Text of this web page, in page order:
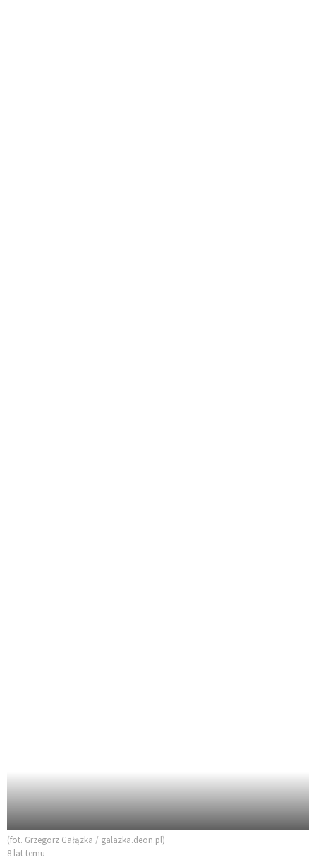
(fot. Grzegorz Gałązka / galazka.deon.pl)
8 lat temu